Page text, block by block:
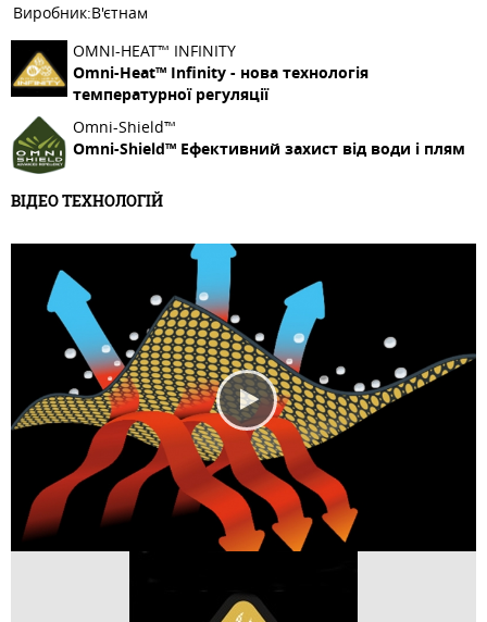
Виробник:В'єтнам
OMNI-HEAT™ INFINITY
Omni-Heat™ Infinity - нова технологія
температурної регуляції
Omni-Shield™
Omni-Shield™ Ефективний захист від води і плям
ВІДЕО ТЕХНОЛОГІЙ